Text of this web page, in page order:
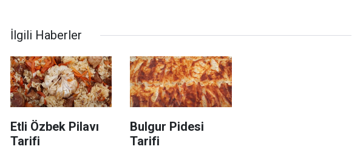
İlgili Haberler
Etli Özbek Pilavı
Tarifi
Bulgur Pidesi
Tarifi